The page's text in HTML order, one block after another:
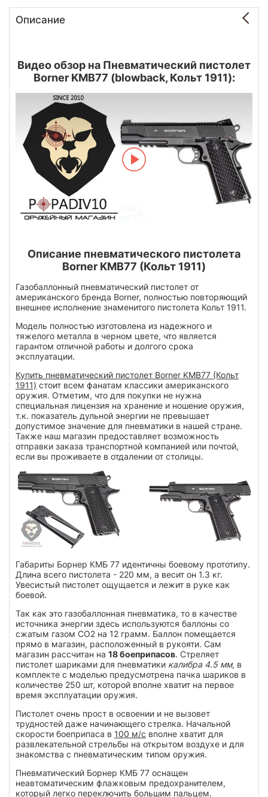
Описание
Видео обзор на Пневматический пистолет
Borner KMB77 (blowback, Кольт 1911):
Описание пневматического пистолета
Borner KMB77 (Кольт 1911)
Газобаллонный пневматический пистолет от
американского бренда Borner, полностью повторяющий
внешнее исполнение знаменитого пистолета Кольт 1911.
Модель полностью изготовлена из надежного и
тяжелого металла в черном цвете, что является
гарантом отличной работы и долгого срока
эксплуатации.
Купить пневматический пистолет Borner KMB77 (Кольт
1911) стоит всем фанатам классики американского
оружия. Отметим, что для покупки не нужна
специальная лицензия на хранение и ношение оружия,
т.к. показатель дульной энергии не превышает
допустимое значение для пневматики в нашей стране.
Также наш магазин предоставляет возможность
отправки заказа транспортной компанией или почтой,
если вы проживаете в отдалении от столицы.
Габариты Борнер КМБ 77 идентичны боевому прототипу.
Длина всего пистолета - 220 мм, а весит он 1.3 кг.
Увесистый пистолет ощущается и лежит в руке как
боевой.
Так как это газобаллонная пневматика, то в качестве
источника энергии здесь используются баллоны со
сжатым газом СО2 на 12 грамм. Баллон помещается
прямо в магазин, расположенный в рукояти. Сам
магазин рассчитан на 18 боеприпасов. Стреляет
пистолет шариками для пневматики калибра 4.5 мм, в
комплекте с моделью предусмотрена пачка шариков в
количестве 250 шт, которой вполне хватит на первое
время эксплуатации оружия.
Пистолет очень прост в освоении и не вызовет
трудностей даже начинающего стрелка. Начальной
скорости боеприпаса в 100 м/с вполне хватит для
развлекательной стрельбы на открытом воздухе и для
знакомства с пневматическим типом оружия.
Пневматический Борнер КМБ 77 оснащен
неавтоматическим флажковым предохранителем,
который легко переключить большим пальцем.